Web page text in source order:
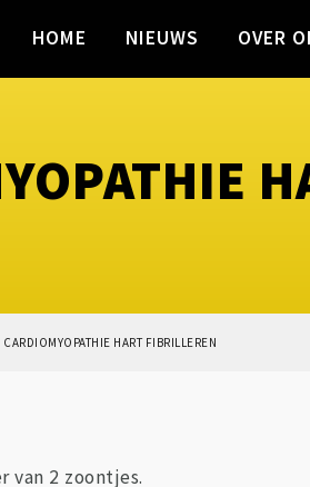
HOME NIEUWS OVER
CARDIOMYOPATHIE HART FIBRILLEREN
van 2 zoontjes.